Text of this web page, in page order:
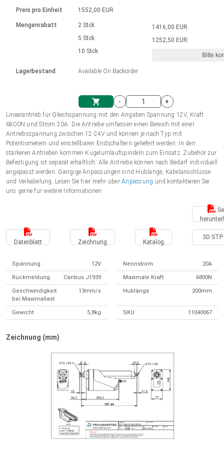
Einheitssystem
Einkaufswagen
Hubmagnete
230 - 50 Hz | 110 - 60 Hz
Drehzahlregelung für die AIS-Serie
Bürstenlose Gleichstrommotoren
mit Planetengetriebe und internem
Ø 28-42| 1-1400 rpm | <= 290Ncm
Bürstenlose DC Motor Controller
Gleichstrommotoren mit
Schneckengetriebe und Bürsten
Ø43-124mm | 31-425rpm | ≤ 41Nm
Treiber für Gleichstrommotoren mit
Synchron-Asynchron | für 1-4 Elektrozylinder
Synchron-Asynchron | für 1-4 Elektrozylinder
Français (EUR)
Polski (EUR)
Norsk (NOK)
Suomi (EUR)
Preis pro Einheit
Mengenrabatt
Lagerbestand
1552,00 EUR
2 Stck
5 Stck
10 Stck
Available On Backorder
1416,00 EUR
1252,50 EUR
Bitte
-
+
Linearantrieb für Gleichspannung mit den Angaben Spannung 12V, Kraft
6800N und Strom 20A. Die Antriebe umfassen einen Bereich mit einer
Antriebsspannung zwischen 12-24V und können je nach Typ mit
Potentiometern und einstellbaren Endschaltern geliefert werden. In den
stärkeren Antrieben kommen Kugelumlaufspindeln zum Einsatz. Zubehör zur
Befestigung ist separat erhältlich. Alle Antriebe können nach Bedarf individuell
angepasst werden. Gängige Anpassungen sind Hublänge, Kabelanschlüsse
und Verkabelung. Lesen Sie hier mehr überAnpassung und kontaktieren Sie
uns gerne für weitere Informationen.
Datenblatt Zeichnung Katalog
3D STP
Spannung 12V Nennstrom 20A
Rückmeldung Canbus J1939 Maximale Kraft 6800N
Geschwindigkeit
bei Maximallast
13mm/s Hublänge 200mm
Gewicht 5,8kg SKU 11040067
Zeichnung (mm)